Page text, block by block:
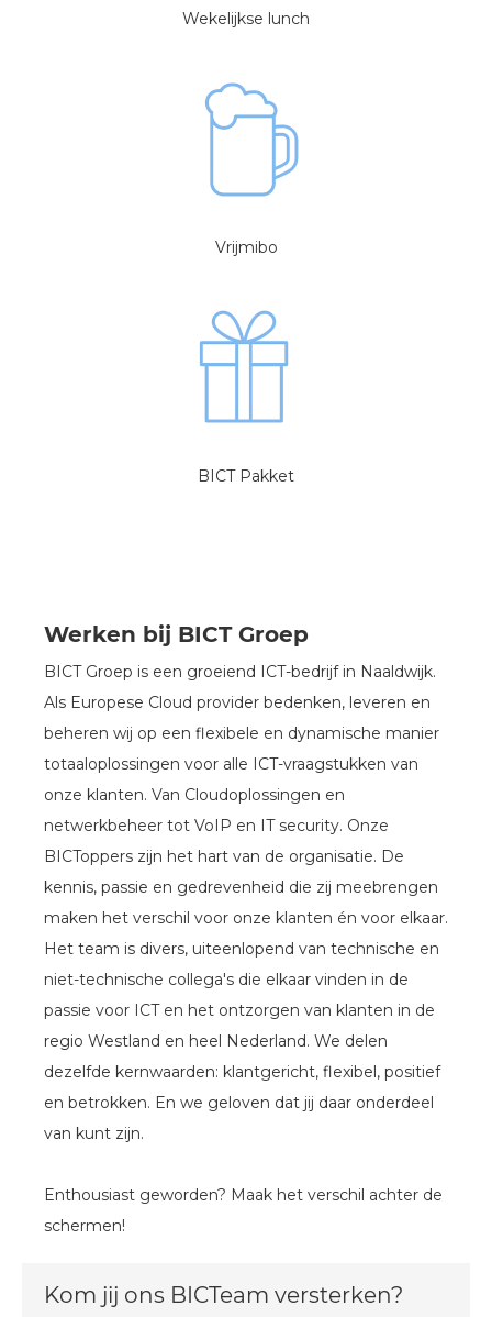
Wekelijkse lunch
Vrijmibo
BICT Pakket
Werken bij BICT Groep
BICT Groep is een groeiend ICT-bedrijf in Naaldwijk.
Als Europese Cloud provider bedenken, leveren en
beheren wij op een flexibele en dynamische manier
totaaloplossingen voor alle ICT-vraagstukken van
onze klanten. Van Cloudoplossingen en
netwerkbeheer tot VoIP en IT security. Onze
BICToppers zijn het hart van de organisatie. De
kennis, passie en gedrevenheid die zij meebrengen
maken het verschil voor onze klanten én voor elkaar.
Het team is divers, uiteenlopend van technische en
niet-technische collega's die elkaar vinden in de
passie voor ICT en het ontzorgen van klanten in de
regio Westland en heel Nederland. We delen
dezelfde kernwaarden: klantgericht, flexibel, positief
en betrokken. En we geloven dat jij daar onderdeel
van kunt zijn.
Enthousiast geworden? Maak het verschil achter de
schermen!
Kom jij ons BICTeam versterken?